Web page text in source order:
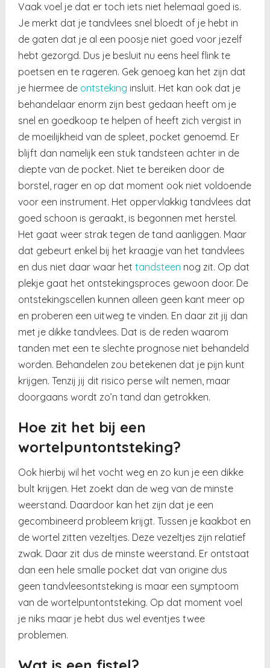
Vaak voel je dat er toch iets niet helemaal goed is.
Je merkt dat je tandvlees snel bloedt of je hebt in
de gaten dat je al een poosje niet goed voor jezelf
hebt gezorgd. Dus je besluit nu eens heel flink te
poetsen en te rageren. Gek genoeg kan het zijn dat
je hiermee de ontsteking insluit. Het kan ook dat je
behandelaar enorm zijn best gedaan heeft om je
snel en goedkoop te helpen of heeft zich vergist in
de moeilijkheid van de spleet, pocket genoemd. Er
blijft dan namelijk een stuk tandsteen achter in de
diepte van de pocket. Niet te bereiken door de
borstel, rager en op dat moment ook niet voldoende
voor een instrument. Het oppervlakkig tandvlees dat
goed schoon is geraakt, is begonnen met herstel.
Het gaat weer strak tegen de tand aanliggen. Maar
dat gebeurt enkel bij het kraagje van het tandvlees
en dus niet daar waar hettandsteen nog zit. Op dat
plekje gaat het ontstekingsproces gewoon door. De
ontstekingscellen kunnen alleen geen kant meer op
en proberen een uitweg te vinden. En daar zit jij dan
met je dikke tandvlees. Dat is de reden waarom
tanden met een te slechte prognose niet behandeld
worden. Behandelen zou betekenen dat je pijn kunt
krijgen. Tenzij jij dit risico perse wilt nemen, maar
doorgaans wordt zo’n tand dan getrokken.
Hoe zit het bij een
wortelpuntontsteking?
Ook hierbij wil het vocht weg en zo kun je een dikke
bult krijgen. Het zoekt dan de weg van de minste
weerstand. Daardoor kan het zijn dat je een
gecombineerd probleem krijgt. Tussen je kaakbot en
de wortel zitten vezeltjes. Deze vezeltjes zijn relatief
zwak. Daar zit dus de minste weerstand. Er ontstaat
dan een hele smalle pocket dat van origine dus
geen tandvleesontsteking is maar een symptoom
van de wortelpuntontsteking. Op dat moment voel
je niks maar je hebt dus wel eventjes twee
problemen.